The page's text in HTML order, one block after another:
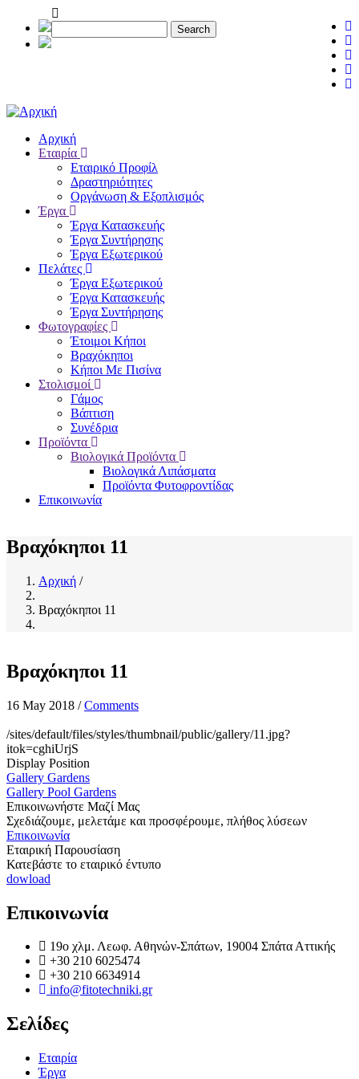
Παράκαμψη
προς
Main
navigation
Αρχική
Εταιρία
Εταιρικό Προφίλ
Δραστηριότητες
Οργάνωση & Εξοπλισμός
Έργα
Έργα Κατασκευής
Έργα Συντήρησης
Έργα Εξωτερικού
Πελάτες
Έργα Εξωτερικού
Έργα Κατασκευής
Έργα Συντήρησης
Φωτογραφίες
Έτοιμοι Κήποι
Βραχόκηποι
Κήποι Με Πισίνα
Στολισμοί
Γάμος
Βάπτιση
Συνέδρια
Προϊόντα
Βιολογικά Προϊόντα
Βιολογικά Λιπάσματα
Προϊόντα Φυτοφροντίδας
Επικοινωνία
Βραχόκηποι 11
Breadcrumb
Αρχική /
Βραχόκηποι 11
Βραχόκηποι 11
16 May 2018 /Comments
/sites/default/files/styles/thumbnail/public/gallery/11.jpg?
itok=cghiUrjS
Display Position
Gallery Gardens
Gallery Pool Gardens
Επικοινωνήστε Μαζί Μας
Σχεδιάζουμε, μελετάμε και προσφέρουμε, πλήθος λύσεων
Επικοινωνία
Εταιρική Παρουσίαση
Κατεβάστε το εταιρικό έντυπο
dowload
Επικοινωνία
19o χλμ. Λεωφ. Αθηνών-Σπάτων, 19004 Σπάτα Αττικής
+30 210 6025474
+30 210 6634914
info@fitotechniki.gr
Σελίδες
Εταιρία
Έργα